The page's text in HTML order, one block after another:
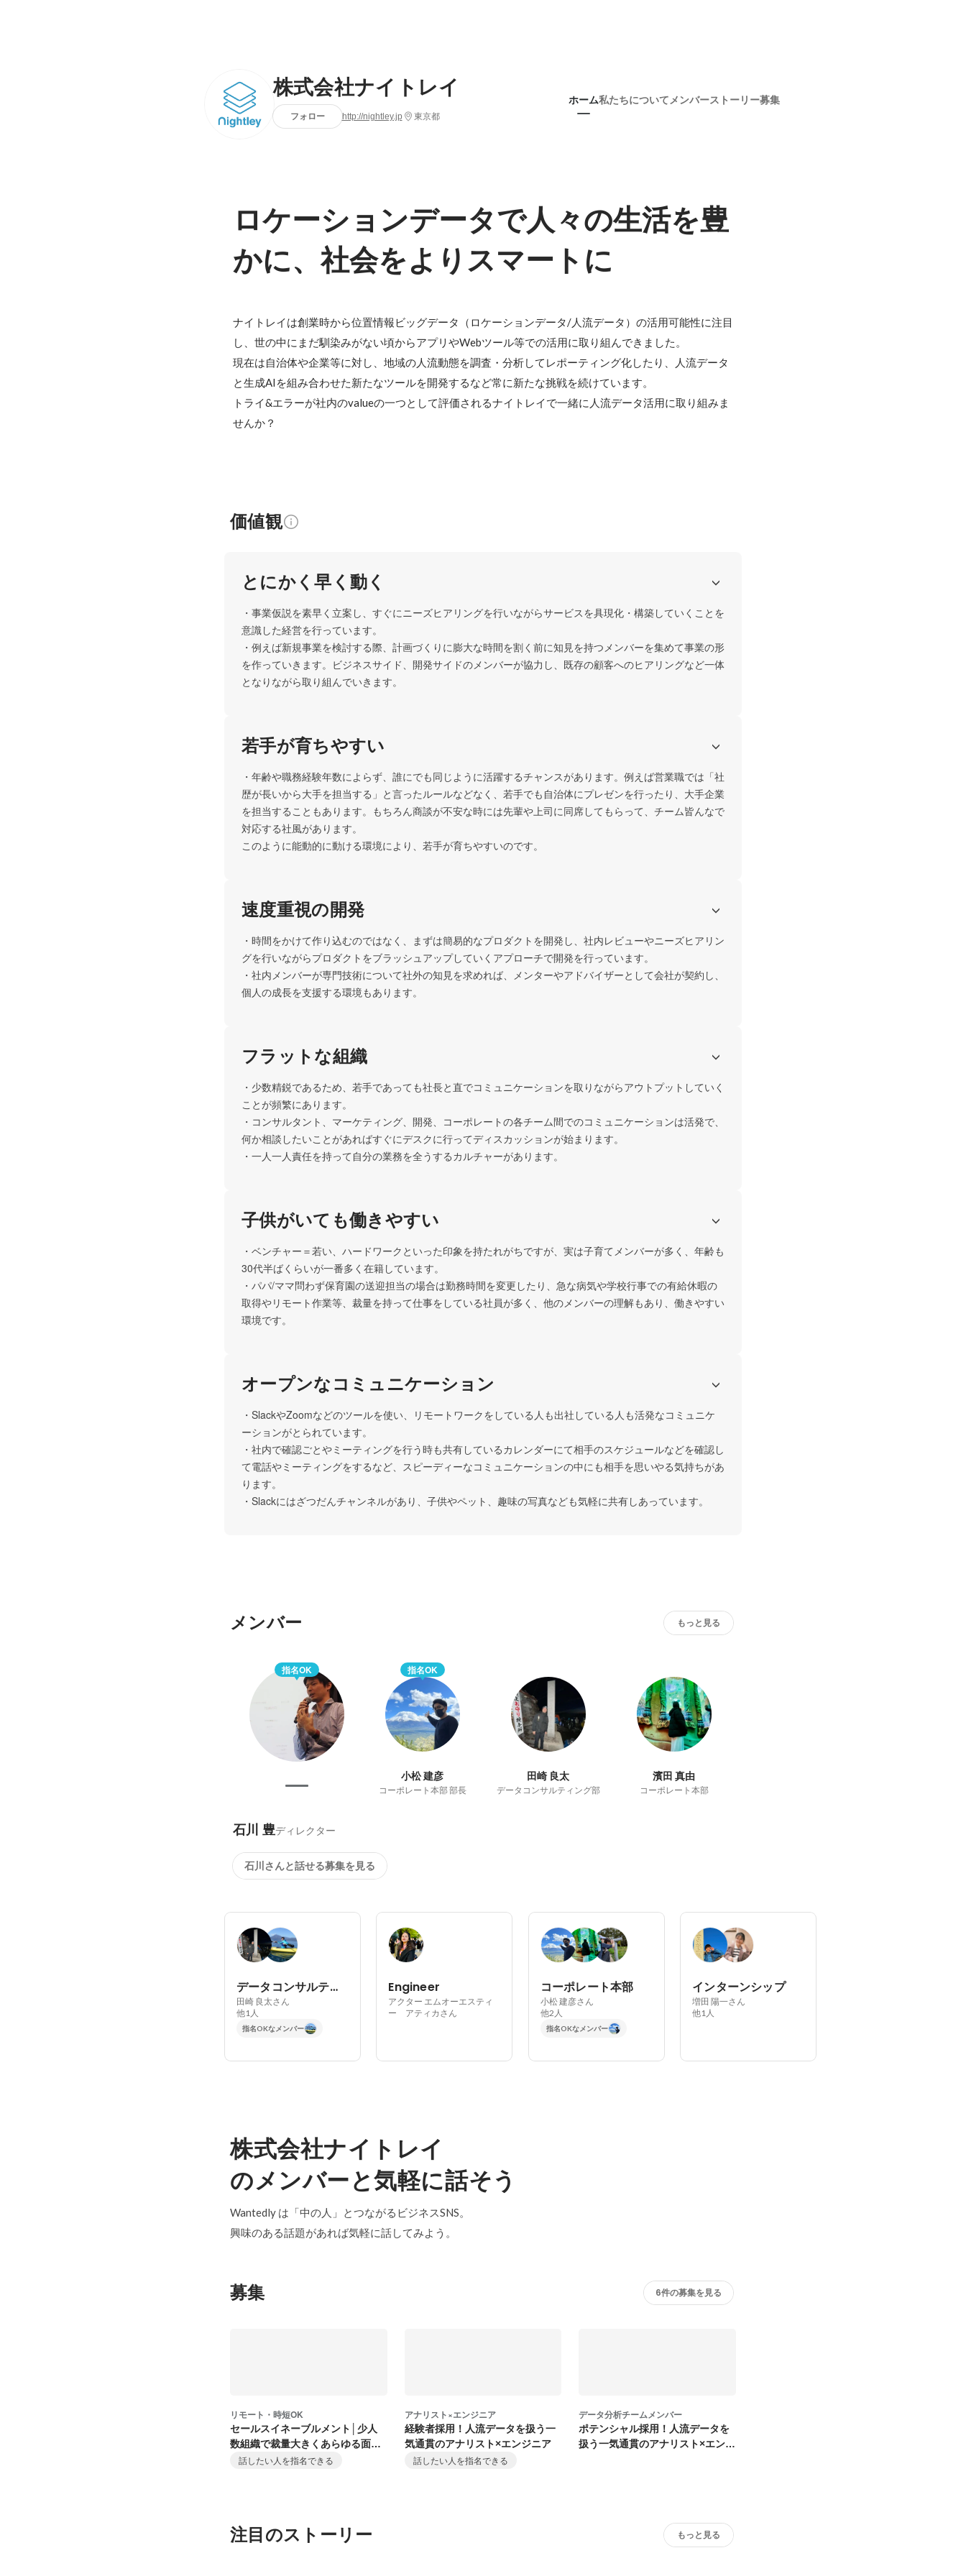
株式会社ナイトレイ
フォロー http://nightley.jp 東京都
ホーム私たちについて メンバーストーリー募集
ロケーションデータで人々の生活を豊
かに、社会をよりスマートに
ナイトレイは創業時から位置情報ビッグデータ（ロケーションデータ/人流データ）の活用可能性に注目
し、世の中にまだ馴染みがない頃からアプリやWebツール等での活用に取り組んできました。
現在は自治体や企業等に対し、地域の人流動態を調査・分析してレポーティング化したり、人流データ
と生成AIを組み合わせた新たなツールを開発するなど常に新たな挑戦を続けています。
トライ&エラーが社内のvalueの一つとして評価されるナイトレイで一緒に人流データ活用に取り組みま
せんか？
価値観
とにかく早く動く
・事業仮説を素早く立案し、すぐにニーズヒアリングを行いながらサービスを具現化・構築していくことを
意識した経営を行っています。
・例えば新規事業を検討する際、計画づくりに膨大な時間を割く前に知見を持つメンバーを集めて事業の形
を作っていきます。ビジネスサイド、開発サイドのメンバーが協力し、既存の顧客へのヒアリングなど一体
となりながら取り組んでいきます。
若手が育ちやすい
・年齢や職務経験年数によらず、誰にでも同じように活躍するチャンスがあります。例えば営業職では「社
歴が長いから大手を担当する」と言ったルールなどなく、若手でも自治体にプレゼンを行ったり、大手企業
を担当することもあります。もちろん商談が不安な時には先輩や上司に同席してもらって、チーム皆んなで
対応する社風があります。
このように能動的に動ける環境により、若手が育ちやすいのです。
速度重視の開発
・時間をかけて作り込むのではなく、まずは簡易的なプロダクトを開発し、社内レビューやニーズヒアリン
グを行いながらプロダクトをブラッシュアップしていくアプローチで開発を行っています。
・社内メンバーが専門技術について社外の知見を求めれば、メンターやアドバイザーとして会社が契約し、
個人の成長を支援する環境もあります。
フラットな組織
・少数精鋭であるため、若手であっても社長と直でコミュニケーションを取りながらアウトプットしていく
ことが頻繁にあります。
・コンサルタント、マーケティング、開発、コーポレートの各チーム間でのコミュニケーションは活発で、
何か相談したいことがあればすぐにデスクに行ってディスカッションが始まります。
・一人一人責任を持って自分の業務を全うするカルチャーがあります。
子供がいても働きやすい
・ベンチャー＝若い、ハードワークといった印象を持たれがちですが、実は子育てメンバーが多く、年齢も
30代半ばくらいが一番多く在籍しています。
・パパ/ママ問わず保育園の送迎担当の場合は勤務時間を変更したり、急な病気や学校行事での有給休暇の
取得やリモート作業等、裁量を持って仕事をしている社員が多く、他のメンバーの理解もあり、働きやすい
環境です。
オープンなコミュニケーション
・SlackやZoomなどのツールを使い、リモートワークをしている人も出社している人も活発なコミュニケ
ーションがとられています。
・社内で確認ごとやミーティングを行う時も共有しているカレンダーにて相手のスケジュールなどを確認し
て電話やミーティングをするなど、スピーディーなコミュニケーションの中にも相手を思いやる気持ちがあ
ります。
・Slackにはざつだんチャンネルがあり、子供やペット、趣味の写真なども気軽に共有しあっています。
メンバー もっと見る
指名OK 指名OK
小松 建彦
コーポレート本部 部長
田崎 良太
データコンサルティング部
濱田 真由
コーポレート本部
石川 豊ディレクター
石川さんと話せる募集を見る
データコンサルティング部
田崎 良太さん
他1人
指名OKなメンバー
Engineer
アクター エムオーエスティ
ー アティカさん
コーポレート本部
小松 建彦さん
他2人
指名OKなメンバー
インターンシップ
増田 陽一さん
他1人
株式会社ナイトレイ
のメンバーと気軽に話そう
Wantedly は「中の人」とつながるビジネスSNS。
興味のある話題があれば気軽に話してみよう。
募集 6件の募集を見る
リモート・時短OK
セールスイネーブルメント│少人
数組織で裁量大きくあらゆる面で
営業を推進！
話したい人を指名できる
アナリスト×エンジニア
経験者採用！人流データを扱う一
気通貫のアナリスト×エンジニア
話したい人を指名できる
データ分析チームメンバー
ポテンシャル採用！人流データを
扱う一気通貫のアナリスト×エンジ
注目のストーリー もっと見る